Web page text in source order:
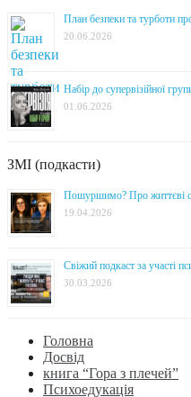
План безпеки та турботи
20.06.2026
Набір до супервізійної
01.06.2026
ЗМІ (подкасти)
Пошуршимо? Про життєві
19.04.2026
Свіжий подкаст за участі
30.03.2026
Головна
Досвід
книга “Гора з плечей”
Психоедукація